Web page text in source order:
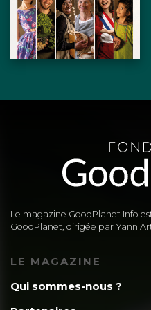
Le magazine GoodPlanet Info
GoodPlanet, dirigée par Yann
LE MAGAZINE
Qui sommes-nous ?